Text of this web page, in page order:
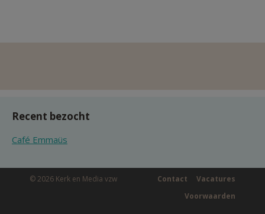
Recent bezocht
Café Emmaüs
© 2026 Kerk en Media vzw Vacatures
Contact
Voorwaarden